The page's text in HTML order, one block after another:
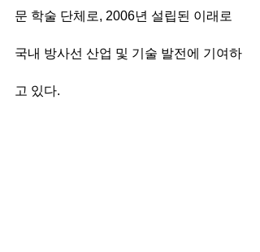
문 학술 단체로, 2006년 설립된 이래로
국내 방사선 산업 및 기술 발전에 기여하
고 있다.